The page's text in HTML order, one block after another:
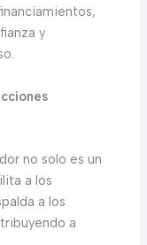
y
no solo es un
a los
a los
a